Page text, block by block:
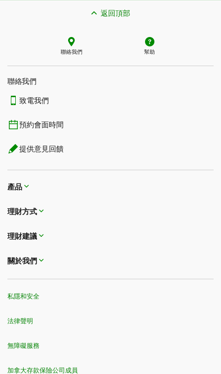
返回頂部
聯絡我們 幫助
聯絡我們
致電我們
預約會面時間
提供意見回饋
產品
理財方式​​​​​​​
理財建議
關於我們
私隱和安全
法律聲明
無障礙服務
加拿大存款保險公司成員